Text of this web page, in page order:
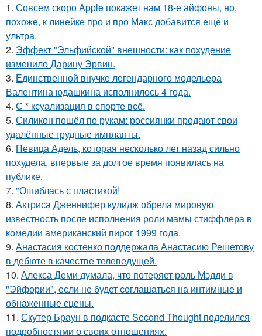
1. Совсем скоро Apple покажет нам 18-е айфоны, но,
похоже, к линейке про и про Макс добавится ещё и
ультра.
2. Эффект "Эльфийской" внешности: как похудение
изменило Дарину Эрвин.
3. Единственной внучке легендарного модельера
Валентина юдашкина исполнилось 4 года.
4. С * ксуализация в спорте всё.
5. Силикон пошёл по рукам: россиянки продают свои
удалённые грудные импланты.
6. Певица Адель, которая несколько лет назад сильно
похудела, впервые за долгое время появилась на
публике.
7. "Ошиблась с пластикой!
8. Актриса Дженнифер кулидж обрела мировую
известность после исполнения роли мамы стиффлера в
комедии американский пирог 1999 года.
9. Анастасия костенко поддержала Анастасию Решетову
в дебюте в качестве телеведущей.
10. Алекса Деми думала, что потеряет роль Мэдди в
"Эйфории", если не будет соглашаться на интимные и
обнаженные сцены.
11. Скутер Браун в подкасте Second Thought поделился
подробностями о своих отношениях.